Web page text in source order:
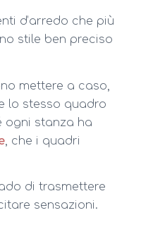
d’arredo che più
stile ben preciso
mettere a caso,
lo stesso quadro
ogni stanza ha
, che i quadri
di trasmettere
sensazioni.